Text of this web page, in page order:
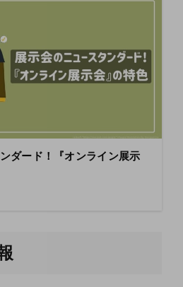
ダード！『オンライン展示